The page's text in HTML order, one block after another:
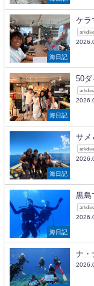
海日記
ケラ
arkdive
海日記
50ダ
arkdive
海日記
サメ
arkdive
海日記
黒島
arkdive
ナ・